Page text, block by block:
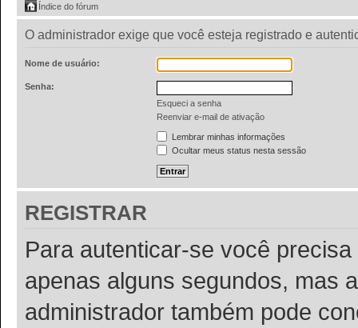
Índice do fórum
O administrador exige que você esteja registrado e
Nome de usuário:
Senha:
Esqueci a senha
Reenviar e-mail de ativação
Lembrar minhas informações
Ocultar meus status nesta sessão
REGISTRAR
Para autenticar-se você
apenas alguns segundos, mas
administrador também pode